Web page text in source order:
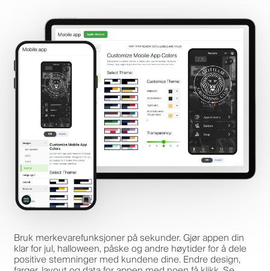
Bruk merkevarefunksjoner på sekunder. Gjør appen din
klar for jul, halloween, påske og andre høytider for å dele
positive stemninger med kundene dine. Endre design,